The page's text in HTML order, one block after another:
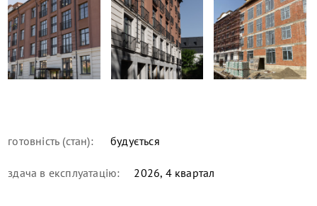
готовність (стан): будується
здача в експлуатацію: 2026, 4 квартал